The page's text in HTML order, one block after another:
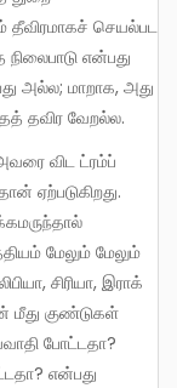
தீவிரமாகச் செயல்பட
என்பது
அல்ல; மாறாக, அது
தவிர வேறல்ல.
ஏற்படுகிறது.
மேலும் மேலும்
சிரியா, இராக்
குண்டுகள்
போட்டதா?
என்பது